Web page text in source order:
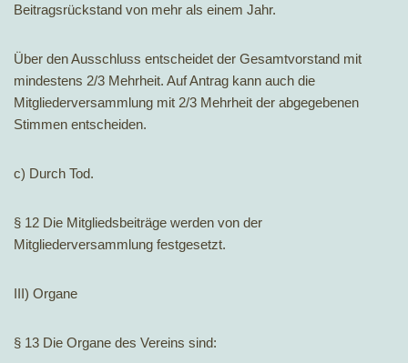
Beitragsrückstand von mehr als einem Jahr.
Über den Ausschluss entscheidet der Gesamtvorstand mit
mindestens 2/3 Mehrheit. Auf Antrag kann auch die
Mitgliederversammlung mit 2/3 Mehrheit der abgegebenen
Stimmen entscheiden.
c) Durch Tod.
§ 12 Die Mitgliedsbeiträge werden von der
Mitgliederversammlung festgesetzt.
III) Organe
§ 13 Die Organe des Vereins sind: